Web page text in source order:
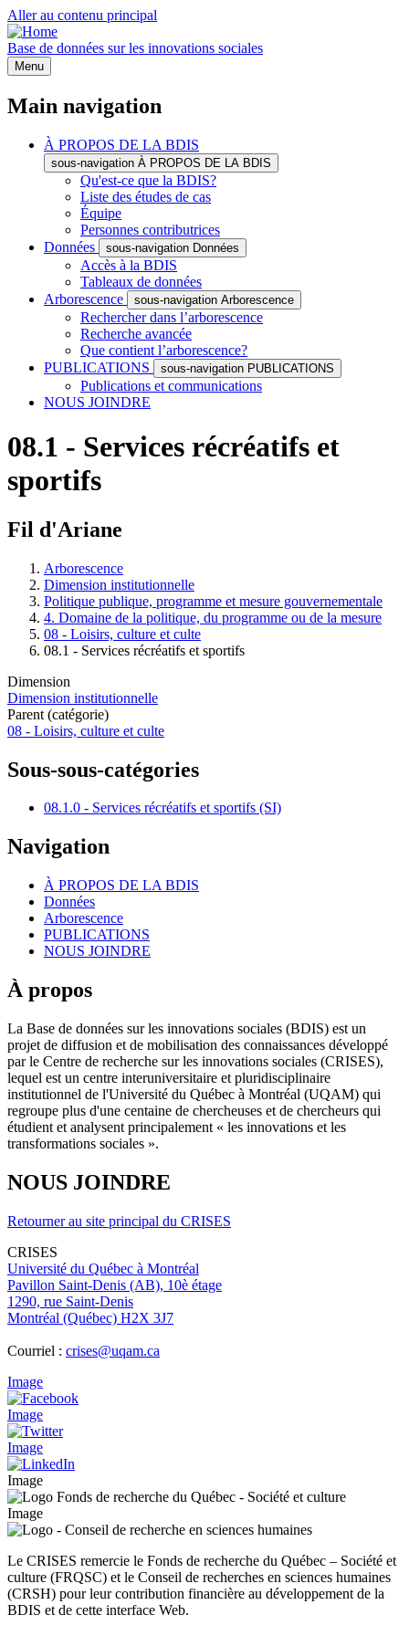
Aller au contenu principal
Base de données sur les innovations sociales
Menu
Main navigation
À PROPOS DE LA BDIS
sous-navigation À PROPOS DE LA BDIS
Qu'est-ce que la BDIS?
Liste des études de cas
Équipe
Personnes contributrices
Données
sous-navigation Données
Accès à la BDIS
Tableaux de données
Arborescence
sous-navigation Arborescence
Rechercher dans l’arborescence
Recherche avancée
Que contient l’arborescence?
PUBLICATIONS
sous-navigation PUBLICATIONS
Publications et communications
NOUS JOINDRE
08.1 - Services récréatifs et
sportifs
Fil d'Ariane
Arborescence
Dimension institutionnelle
Politique publique, programme et mesure gouvernementale
4. Domaine de la politique, du programme ou de la mesure
08 - Loisirs, culture et culte
08.1 - Services récréatifs et sportifs
Dimension
Dimension institutionnelle
Parent (catégorie)
08 - Loisirs, culture et culte
Sous-sous-catégories
08.1.0 - Services récréatifs et sportifs (SI)
Navigation
À PROPOS DE LA BDIS
Données
Arborescence
PUBLICATIONS
NOUS JOINDRE
À propos
La Base de données sur les innovations sociales (BDIS) est un
projet de diffusion et de mobilisation des connaissances développé
par le Centre de recherche sur les innovations sociales (CRISES),
lequel est un centre interuniversitaire et pluridisciplinaire
institutionnel de l'Université du Québec à Montréal (UQAM) qui
regroupe plus d'une centaine de chercheuses et de chercheurs qui
étudient et analysent principalement « les innovations et les
transformations sociales ».
NOUS JOINDRE
Retourner au site principal du CRISES
CRISES
Université du Québec à Montréal
Pavillon Saint-Denis (AB), 10è étage
1290, rue Saint-Denis
Montréal (Québec) H2X 3J7
Courriel : crises@uqam.ca
Image
Image
Image
Image
Image
Le CRISES remercie le Fonds de recherche du Québec – Société et
culture (FRQSC) et le Conseil de recherches en sciences humaines
(CRSH) pour leur contribution financière au développement de la
BDIS et de cette interface Web.